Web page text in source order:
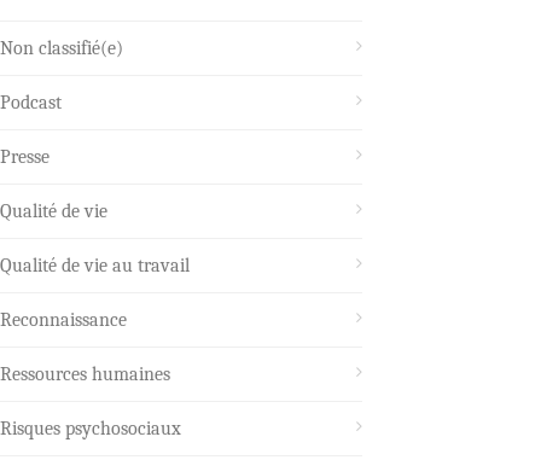
Non classifié(e)
Podcast
Presse
Qualité de vie
Qualité de vie au travail
Reconnaissance
Ressources humaines
Risques psychosociaux